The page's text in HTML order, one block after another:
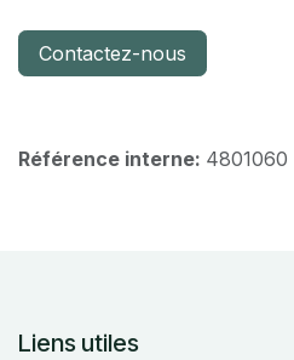
Contactez-nous
Référence interne: 4801060
Liens utiles